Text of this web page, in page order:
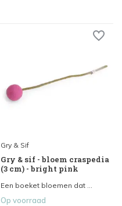
Gry & Sif
Gry & sif - bloem craspedia
(3 cm) - bright pink
Een boeket bloemen dat ...
Op voorraad